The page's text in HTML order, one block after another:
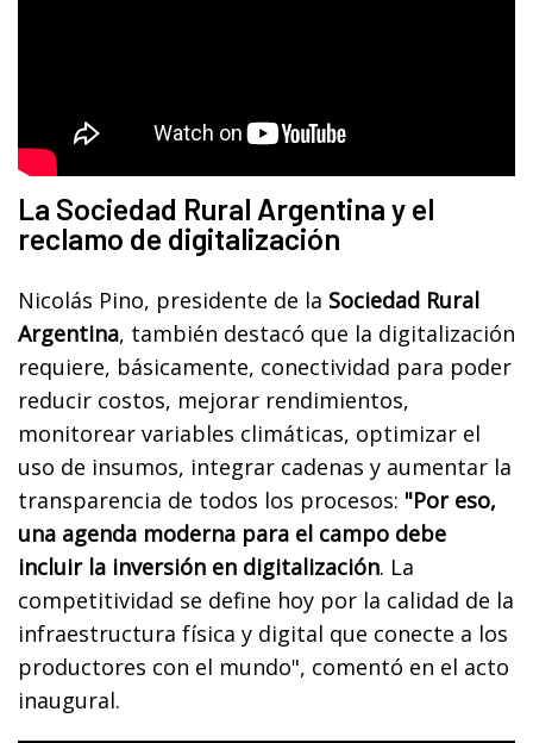
La Sociedad Rural Argentina y el
reclamo de digitalización
Nicolás Pino, presidente de la Sociedad Rural
Argentina, también destacó que la digitalización
requiere, básicamente, conectividad para poder
reducir costos, mejorar rendimientos,
monitorear variables climáticas, optimizar el
uso de insumos, integrar cadenas y aumentar la
transparencia de todos los procesos: "Por eso,
una agenda moderna para el campo debe
incluir la inversión en digitalización. La
competitividad se define hoy por la calidad de la
infraestructura física y digital que conecte a los
productores con el mundo", comentó en el acto
inaugural.